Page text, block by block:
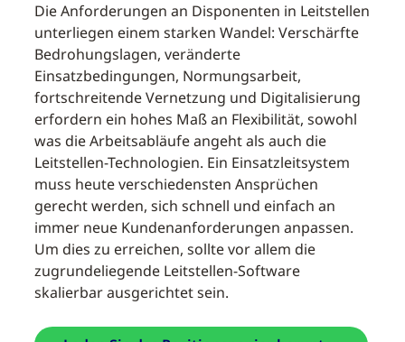
Die Anforderungen an Disponenten in Leitstellen
unterliegen einem starken Wandel: Verschärfte
Bedrohungslagen, veränderte
Einsatzbedingungen, Normungsarbeit,
fortschreitende Vernetzung und Digitalisierung
erfordern ein hohes Maß an Flexibilität, sowohl
was die Arbeitsabläufe angeht als auch die
Leitstellen-Technologien. Ein Einsatzleitsystem
muss heute verschiedensten Ansprüchen
gerecht werden, sich schnell und einfach an
immer neue Kundenanforderungen anpassen.
Um dies zu erreichen, sollte vor allem die
zugrundeliegende Leitstellen-Software
skalierbar ausgerichtet sein.